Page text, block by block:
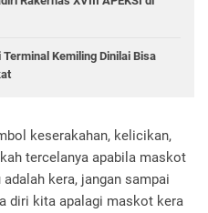
Kemiling Dinilai Bisa
keserakahan, kelicikan,
tercelanya apabila maskot
kera, jangan sampai
diri kita apalagi maskot kera